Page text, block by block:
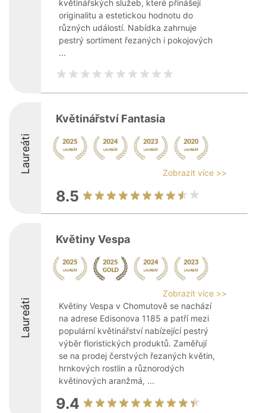
květinářských služeb, které přinášejí
originalitu a estetickou hodnotu do
různých událostí. Nabídka zahrnuje
pestrý sortiment řezaných i pokojových
...
Laureáti
Květinářství Fantasia
Zobrazit více >>
8.5
Laureáti
Květiny Vespa
Zobrazit více >>
Květiny Vespa v Chomutově se nachází
na adrese Edisonova 1185 a patří mezi
populární květinářství nabízející pestrý
výběr floristických produktů. Zaměřují
se na prodej čerstvých řezaných květin,
hrnkových rostlin a různorodých
květinových aranžmá, ...
9.4